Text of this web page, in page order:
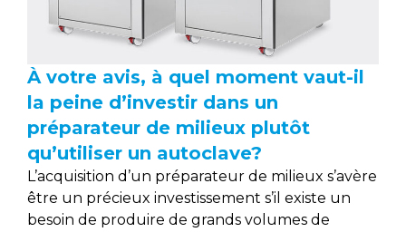
À votre avis, à quel moment vaut-il
la peine d’investir dans un
préparateur de milieux plutôt
qu’utiliser un autoclave?
L’acquisition d’un préparateur de milieux s’avère
être un précieux investissement s’il existe un
besoin de produire de grands volumes de